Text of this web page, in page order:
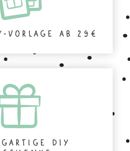
Vorlage ab 29€
DIY